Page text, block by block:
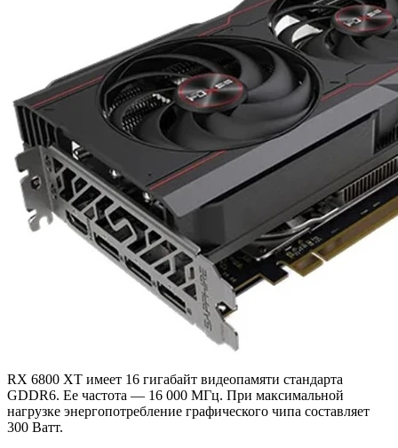
RX 6800 XT имеет 16 гигабайт видеопамяти стандарта
GDDR6. Ее частота — 16 000 МГц. При максимальной
нагрузке энергопотребление графического чипа составляет
300 Ватт.